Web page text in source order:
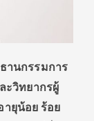
านกรรมการ
ะวิทยากรผู้
ายุน้อย ร้อย